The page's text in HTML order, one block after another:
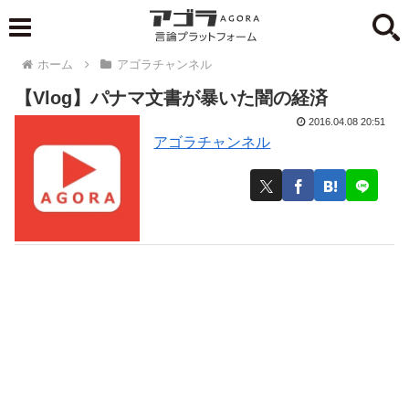
ホーム アゴラチャンネル
【Vlog】パナマ文書が暴いた闇の経済
アゴラチャンネル
2016.04.08 20:51